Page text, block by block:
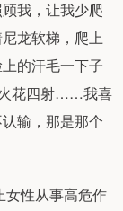
我，让我少爬
龙软梯，爬上
的汗毛一下子
火花四射……我喜
输，那是那个
女性从事高危作